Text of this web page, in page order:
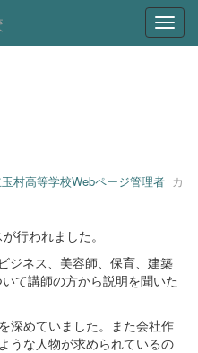
村高等学校Webページ管理者 カ
行われました。
ジネス、美容師、保育、建築
て講師の方から説明を聞いた
深めていました。また会社作
うな人物が求められているの